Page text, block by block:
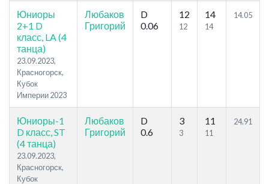
Юниоры
2+1 D
класс, LA (4
танца)
23.09.2023,
Красногорск,
Кубок
Империи 2023
Любаков
Григорий
D
0.06
12
12
14
14
14.05
Юниоры-1
D класс, ST
(4 танца)
23.09.2023,
Красногорск,
Кубок
Любаков
Григорий
D
0.6
3
3
11
11
24.91